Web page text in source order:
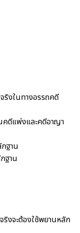
งในทางอรรถคดี
คดีแพ่งและคดีอาญา
ฐาน
ฐาน
ริงจะต้องใช้พยานหลัก